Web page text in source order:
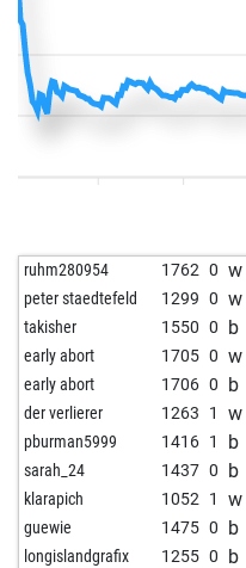
ruhm280954 1762 0 w
peter staedtefeld 1299 0 w
takisher 1550 0 b
early abort 1705 0 w
early abort 1706 0 b
der verlierer 1263 1 w
pburman5999 1416 1 b
sarah_24 1437 0 b
klarapich 1052 1 w
guewie 1475 0 b
longislandgrafix 1255 0 b